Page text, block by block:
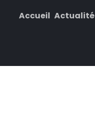
Accueil Actualité